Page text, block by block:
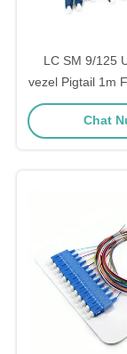
LC SM 9/125
vezel Pigtail 1m
vezel
Chat